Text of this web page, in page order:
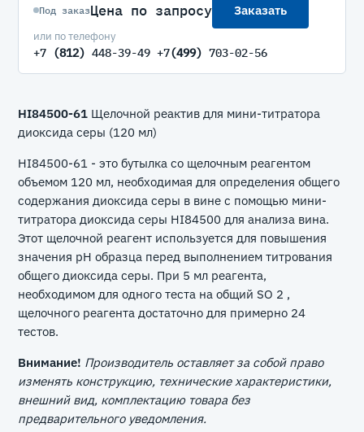
Под заказЦена по запросу Заказать
или по телефону
+7 (812) 448-39-49 +7(499) 703-02-56
HI84500-61 Щелочной реактив для мини-титратора
диоксида серы (120 мл)
HI84500-61 - это бутылка со щелочным реагентом
объемом 120 мл, необходимая для определения общего
содержания диоксида серы в вине с помощью мини-
титратора диоксида серы HI84500 для анализа вина.
Этот щелочной реагент используется для повышения
значения pH образца перед выполнением титрования
общего диоксида серы. При 5 мл реагента,
необходимом для одного теста на общий SO 2 ,
щелочного реагента достаточно для примерно 24
тестов.
Внимание! Производитель оставляет за собой право
изменять конструкцию, технические характеристики,
внешний вид, комплектацию товара без
предварительного уведомления.